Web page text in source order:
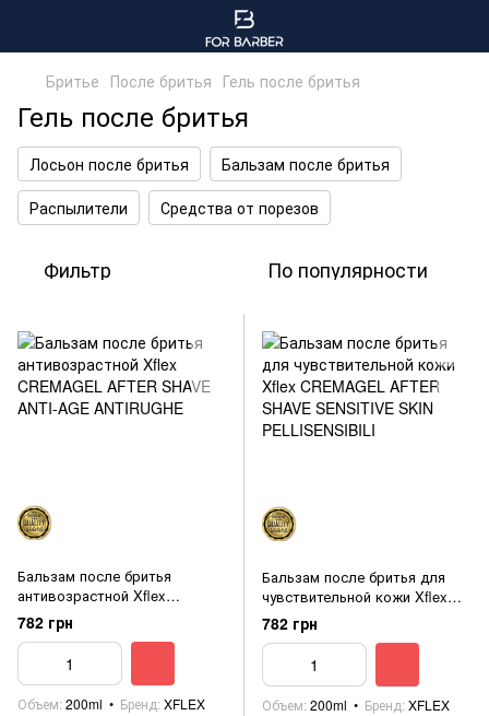
Бритье После бритья Гель после бритья
Гель после бритья
Лосьон после бритья
Бальзам после бритья
Распылители
Средства от порезов
Фильтр По популярности
Бальзам после бритья
антивозрастной Xflex
CREMAGEL AFTER SHAVE
ANTI-AGE ANTIRUGHE
782 грн
Объем 200ml Бренд XFLEX
Бальзам после бритья для
чувствительной кожи Xflex
CREMAGEL AFTER SHAVE
SENSITIVE SKIN
PELLISENSIBILI
782 грн
Объем 200ml Бренд XFLEX